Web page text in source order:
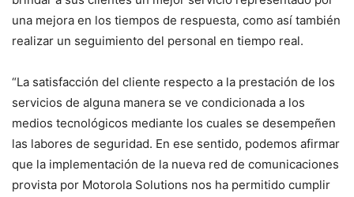
una mejora en los tiempos de respuesta, como así también
realizar un seguimiento del personal en tiempo real.
“La satisfacción del cliente respecto a la prestación de los
servicios de alguna manera se ve condicionada a los
medios tecnológicos mediante los cuales se desempeñen
las labores de seguridad. En ese sentido, podemos afirmar
que la implementación de la nueva red de comunicaciones
provista por Motorola Solutions nos ha permitido cumplir